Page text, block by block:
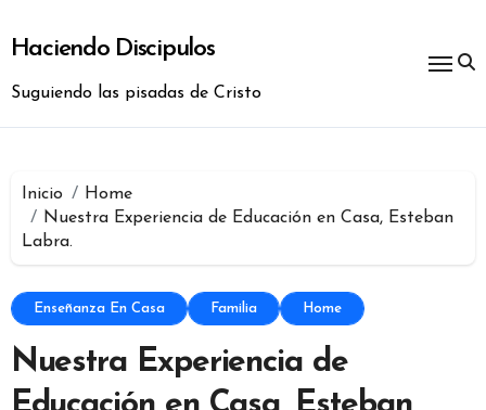
contenido
Haciendo Discipulos
Suguiendo las pisadas de Cristo
Inicio
Home
Nuestra Experiencia de Educación en Casa, Esteban
Labra.
Enseñanza En Casa Familia Home
Nuestra Experiencia de